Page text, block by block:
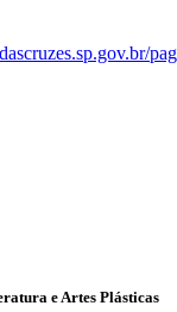
e Artes Plásticas